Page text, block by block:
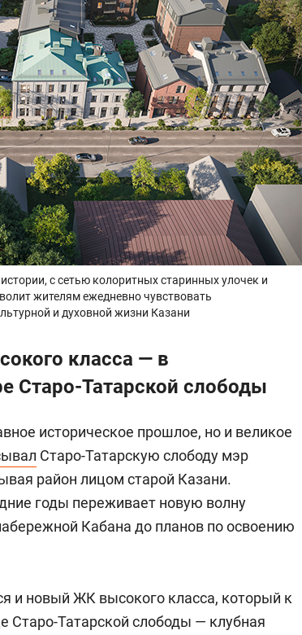
с сетью колоритных старинных улочек и
жителям ежедневно чувствовать
и духовной жизни Казани
класса — в
Старо-Татарской слободы
историческое прошлое, но и великое
Старо-Татарскую слободу мэр
район лицом старой Казани.
годы переживает новую волну
Кабана до планов по освоению
и новый ЖК высокого класса, который к
Старо-Татарской слободы — клубная